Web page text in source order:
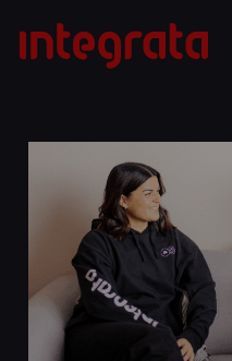
sisältöön
Integrata